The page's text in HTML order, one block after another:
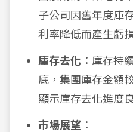
子公司因舊年度庫
利率降低而產生虧
庫存去化 ：庫存持
底，集團庫存金額
顯示庫存去化進度
市場展望 ：